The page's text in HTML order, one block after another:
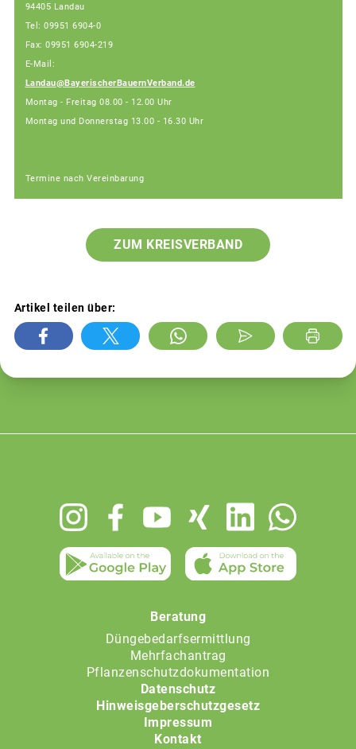
94405 Landau
Tel: 09951 6904-0
Fax: 09951 6904-219
E-Mail:
Landau@BayerischerBauernVerband.de
Montag - Freitag 08.00 - 12.00 Uhr
Montag und Donnerstag 13.00 - 16.30 Uhr
Termine nach Vereinbarung
ZUM KREISVERBAND
Artikel teilen über:
Beratung
Düngebedarfsermittlung
Mehrfachantrag
Pflanzenschutzdokumentation
Datenschutz
Hinweisgeberschutzgesetz
Impressum
Kontakt